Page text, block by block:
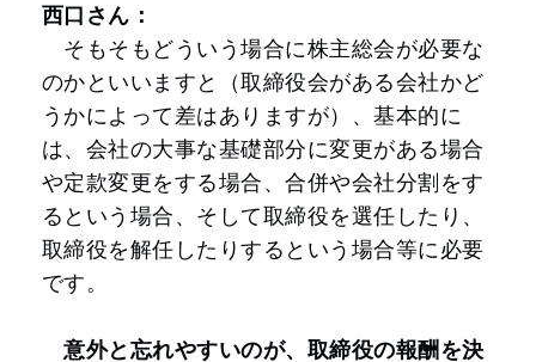
西口さん：
そもそもどういう場合に株主総会が必要な
のかといいますと（取締役会がある会社かど
うかによって差はありますが）、基本的に
は、会社の大事な基礎部分に変更がある場合
や定款変更をする場合、合併や会社分割をす
るという場合、そして取締役を選任したり、
取締役を解任したりするという場合等に必要
です。
意外と忘れやすいのが、取締役の報酬を決